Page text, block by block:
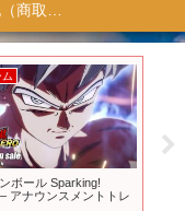
特定商取引法に基づく表記（商取引に関する開示）
ンボール Sparking!
アナウンスメントトレ